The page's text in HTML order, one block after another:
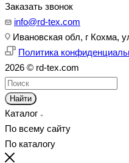
Заказать звонок
info@rd-tex.com
Ивановская обл, г Кохма,
Политика
2026 © rd-tex.com
Найти
Каталог
По всему сайту
По каталогу